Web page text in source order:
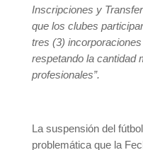
Inscripciones y
que los clubes
tres (3)
respetando la cantidad
profesionales”.
La suspensión del
problemática que la